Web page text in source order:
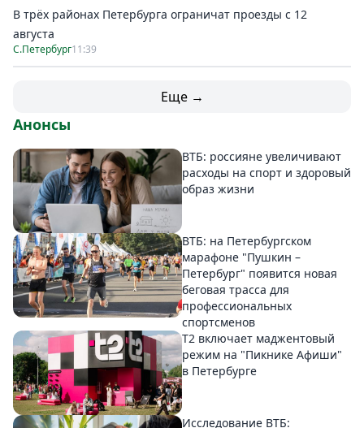
В трёх районах Петербурга ограничат проезды с 12
августа
С.Петербург11:39
Еще →
Анонсы
ВТБ: россияне увеличивают
расходы на спорт и здоровый
образ жизни
ВТБ: на Петербургском
марафоне "Пушкин –
Петербург" появится новая
беговая трасса для
профессиональных
спортсменов
Т2 включает маджентовый
режим на "Пикнике Афиши"
в Петербурге
Исследование ВТБ: